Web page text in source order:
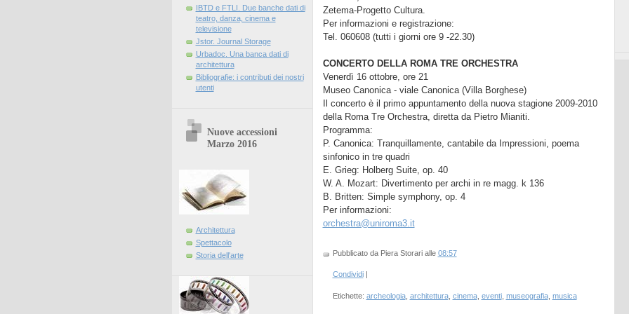
IBTD e FTLI. Due banche dati di
teatro, danza, cinema e
televisione
Jstor. Journal Storage
Urbadoc. Una banca dati di
architettura
Bibliografie: i contributi dei nostri
utenti
Nuove accessioni
Marzo 2016
Architettura
Spettacolo
Storia dell'arte
Zetema-Progetto Cultura.
Per informazioni e registrazione:
Tel. 060608 (tutti i giorni ore 9 -22.30)
CONCERTO DELLA ROMA TRE ORCHESTRA
Venerdì 16 ottobre, ore 21
Museo Canonica - viale Canonica (Villa Borghese)
Il concerto è il primo appuntamento della nuova stagione 2009-2010
della Roma Tre Orchestra, diretta da Pietro Mianiti.
Programma:
P. Canonica: Tranquillamente, cantabile da Impressioni, poema
sinfonico in tre quadri
E. Grieg: Holberg Suite, op. 40
W. A. Mozart: Divertimento per archi in re magg. k 136
B. Britten: Simple symphony, op. 4
Per informazioni:
orchestra@uniroma3.it
Pubblicato da Piera Storari alle 08:57
Condividi
Etichette: archeologia, architettura, cinema, eventi, museografia, musica